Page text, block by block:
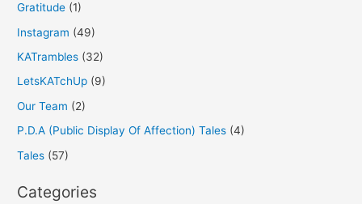
Gratitude (1)
Instagram (49)
KATrambles (32)
LetsKATchUp (9)
Our Team (2)
P.D.A (Public Display Of Affection) Tales (4)
Tales (57)
Categories